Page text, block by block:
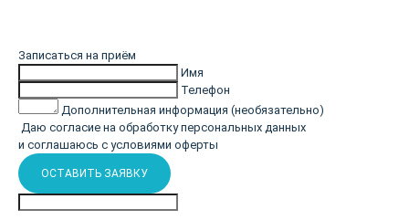
Записаться на приём
Имя
Телефон
Дополнительная информация (необязательно)
Даю согласие на обработку персональных данных
и соглашаюсь с условиями оферты
ОСТАВИТЬ ЗАЯВКУ